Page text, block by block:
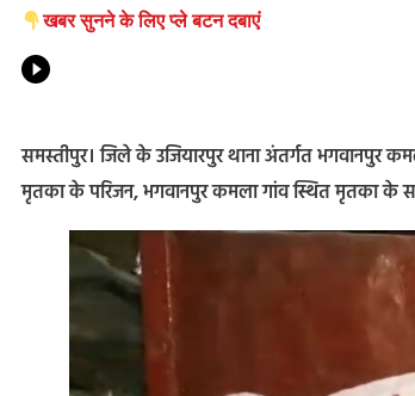
खबर सुनने के लिए प्ले बटन दबाएं
समस्तीपुर। जिले के उजियारपुर थाना अंतर्गत भगवानपुर
मृतका के परिजन, भगवानपुर कमला गांव स्थित मृतका के